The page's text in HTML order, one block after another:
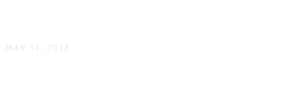
MAY 13, 2023